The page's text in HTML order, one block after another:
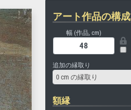
アート作品の構成
幅 (作品, cm)
追加の縁取り
0 cm の縁取り
額縁